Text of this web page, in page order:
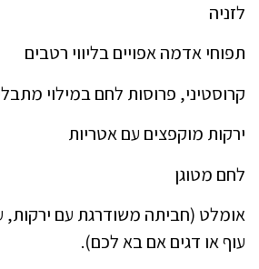
לזניה
תפוחי אדמה אפויים בליווי רטבים
קרוסטיני, פרוסות לחם במילוי
ירקות מוקפצים עם אטריות
לחם מטוגן
אומלט (חביתה משודרגת עם ירקות,
עוף או דגים אם בא לכם).